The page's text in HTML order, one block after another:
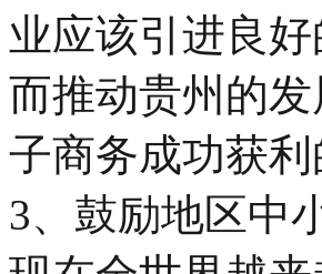
业应该引进良
而推动贵州的
子商务成功获利
3、鼓励地区中